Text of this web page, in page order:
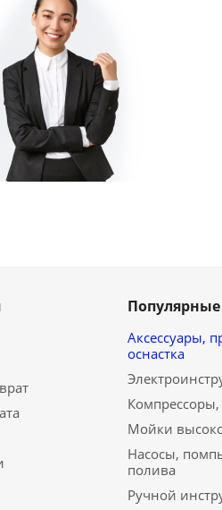
Аксессуары,
оснастка
Мойки
Насосы,
полива
Ручной